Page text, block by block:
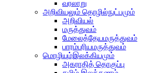
வரலாறு
அறிவியலும் தொழில்நுட்பமும்
அறிவியல்
மருத்துவம்
மேலைத்தேயமருத்துவம்
பாரம்பரியமருத்துவம்
மொழியும்இலக்கியமும்
அகராதித் தொகுப்பு